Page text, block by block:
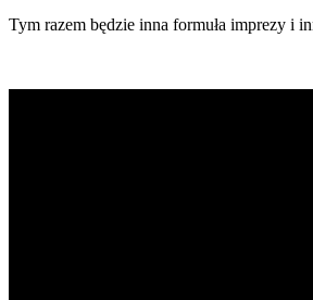
Tym razem będzie inna formuła imprezy i